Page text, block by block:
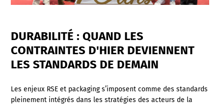
DURABILITÉ : QUAND LES
CONTRAINTES D'HIER DEVIENNENT
LES STANDARDS DE DEMAIN
Les enjeux RSE et packaging s’imposent comme des standards
pleinement intégrés dans les stratégies des acteurs de la